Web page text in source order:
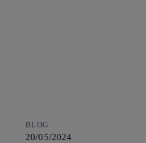
BLOG
20/05/2024